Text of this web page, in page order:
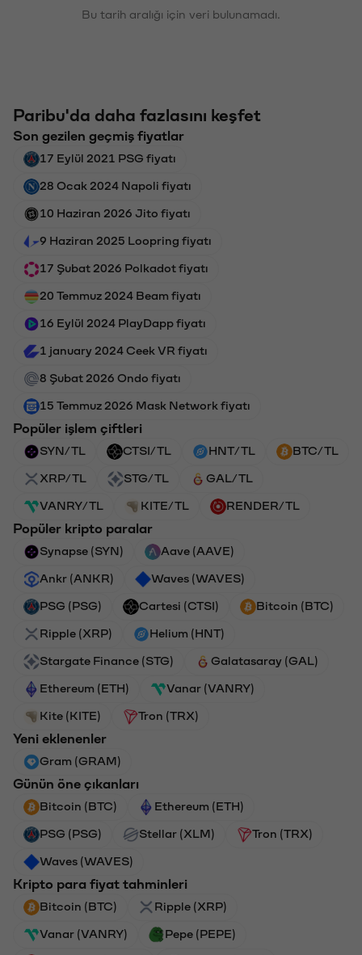
Bu tarih aralığı için veri bulunamadı.
Paribu'da daha fazlasını keşfet
Son gezilen geçmiş fiyatlar
17 Eylül 2021 PSG fiyatı
28 Ocak 2024 Napoli fiyatı
10 Haziran 2026 Jito fiyatı
9 Haziran 2025 Loopring fiyatı
17 Şubat 2026 Polkadot fiyatı
20 Temmuz 2024 Beam fiyatı
16 Eylül 2024 PlayDapp fiyatı
1 january 2024 Ceek VR fiyatı
8 Şubat 2026 Ondo fiyatı
15 Temmuz 2026 Mask Network fiyatı
Popüler işlem çiftleri
SYN/TL CTSI/TL HNT/TL BTC/TL
XRP/TL STG/TL GAL/TL
VANRY/TL KITE/TL RENDER/TL
Popüler kripto paralar
Synapse (SYN) Aave (AAVE)
Ankr (ANKR) Waves (WAVES)
PSG (PSG) Cartesi (CTSI) Bitcoin (BTC)
Ripple (XRP) Helium (HNT)
Stargate Finance (STG) Galatasaray (GAL)
Ethereum (ETH) Vanar (VANRY)
Kite (KITE) Tron (TRX)
Yeni eklenenler
Gram (GRAM)
Günün öne çıkanları
Bitcoin (BTC) Ethereum (ETH)
PSG (PSG) Stellar (XLM) Tron (TRX)
Waves (WAVES)
Kripto para fiyat tahminleri
Bitcoin (BTC) Ripple (XRP)
Vanar (VANRY) Pepe (PEPE)